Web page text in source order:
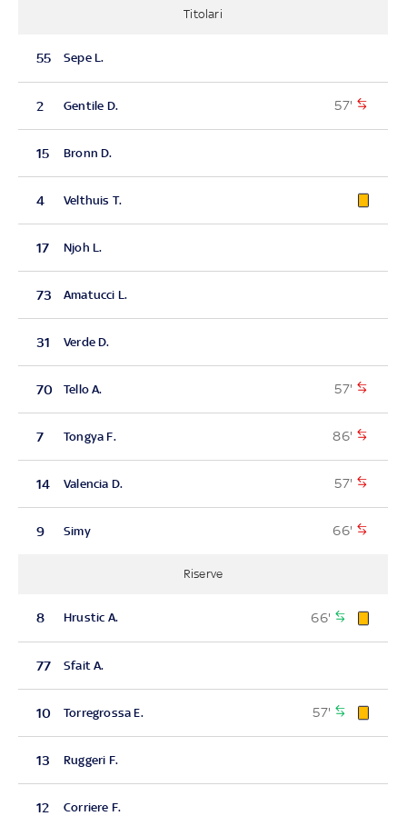
Titolari
55 Sepe L.
2 Gentile D. 57'
15 Bronn D.
4 Velthuis T.
17 Njoh L.
73 Amatucci L.
31 Verde D.
70 Tello A. 57'
7 Tongya F. 86'
14 Valencia D. 57'
9 Simy 66'
Riserve
8 Hrustic A. 66'
77 Sfait A.
10 Torregrossa E. 57'
13 Ruggeri F.
12 Corriere F.